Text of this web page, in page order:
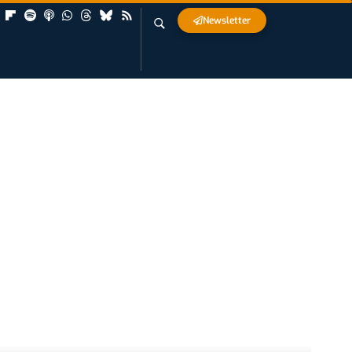
Newsletter